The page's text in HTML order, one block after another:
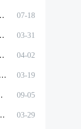
的显卡准备好了吗 07-18
强行破坏围挡将车开走 03-31
万 男员工妻子奖6666元 04-02
箱：性价比AIPC开启游戏新征程 03-19
神话：悟空》 09-05
长度飙升16倍和GPT-4齐平 03-29